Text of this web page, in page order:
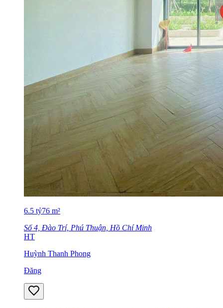
6.5 tỷ76 m²
Số 4, Đào Trí, Phú Thuận, Hồ Chí Minh
HT
Huỳnh Thanh Phong
Đăng